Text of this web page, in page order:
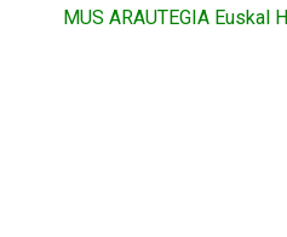
MUS ARAUTEGIA Euskal